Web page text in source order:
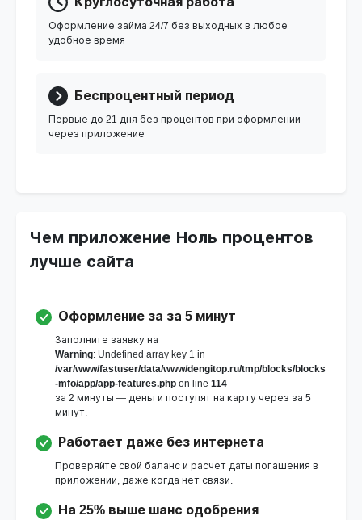
Оформление займа 24/7 без выходных в любое
удобное время
Беспроцентный период
Первые до 21 дня без процентов при оформлении
через приложение
Чем приложение Ноль процентов
лучше сайта
Оформление за за 5 минут
Заполните заявку на
Warning: Undefined array key 1 in
/var/www/fastuser/data/www/dengitop.ru/tmp/blocks/blocks
-mfo/app/app-features.php on line 114
за 2 минуты — деньги поступят на карту через за 5
минут.
Работает даже без интернета
Проверяйте свой баланс и расчет даты погашения в
приложении, даже когда нет связи.
На 25% выше шанс одобрения